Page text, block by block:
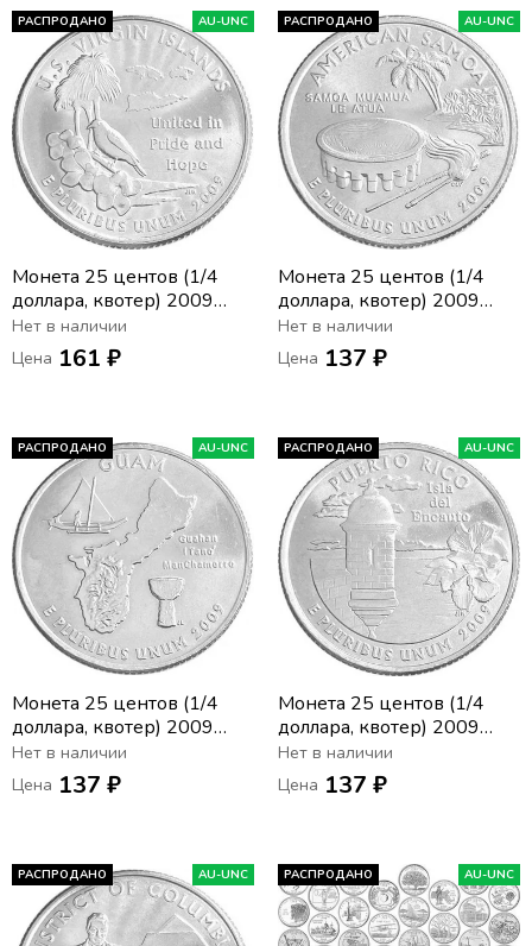
РАСПРОДАНО AU-UNC
Монета 25 центов (1/4
доллара, квотер) 2009
США «Американские
Виргинские острова» (D)
Нет в наличии
Цена 161 ₽
РАСПРОДАНО AU-UNC
Монета 25 центов (1/4
доллара, квотер) 2009
США «Американское
Самоа» (D)
Нет в наличии
Цена 137 ₽
РАСПРОДАНО AU-UNC
Монета 25 центов (1/4
доллара, квотер) 2009
США «Гуам» (D)
Нет в наличии
Цена 137 ₽
РАСПРОДАНО AU-UNC
Монета 25 центов (1/4
доллара, квотер) 2009
США «Пуэрто-Рико» (D)
Нет в наличии
Цена 137 ₽
РАСПРОДАНО AU-UNC РАСПРОДАНО AU-UNC